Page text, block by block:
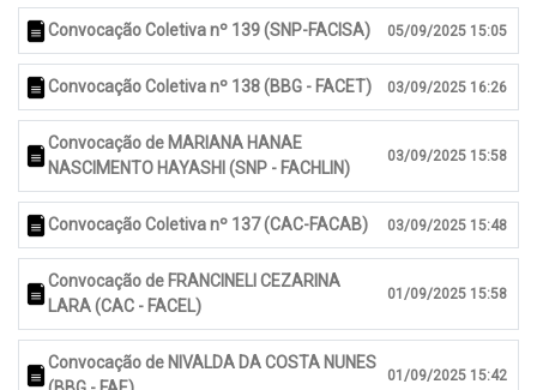
Convocação Coletiva nº 139 (SNP-FACISA) 05/09/2025 15:05
Convocação Coletiva nº 138 (BBG - FACET) 03/09/2025 16:26
Convocação de MARIANA HANAE
NASCIMENTO HAYASHI (SNP - FACHLIN)
03/09/2025 15:58
Convocação Coletiva nº 137 (CAC-FACAB) 03/09/2025 15:48
Convocação de FRANCINELI CEZARINA
LARA (CAC - FACEL)
01/09/2025 15:58
Convocação de NIVALDA DA COSTA NUNES
01/09/2025 15:42